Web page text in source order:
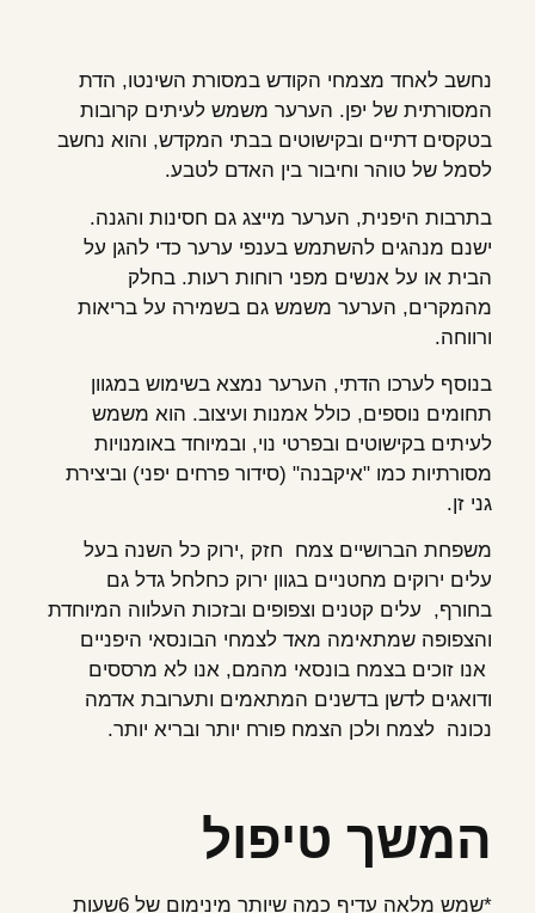
נחשב לאחד מצמחי הקודש במסורת השינטו, הדת
המסורתית של יפן. הערער משמש לעיתים קרובות
בטקסים דתיים ובקישוטים בבתי המקדש, והוא נחשב
לסמל של טוהר וחיבור בין האדם לטבע.
בתרבות היפנית, הערער מייצג גם חסינות והגנה.
ישנם מנהגים להשתמש בענפי ערער כדי להגן על
הבית או על אנשים מפני רוחות רעות. בחלק
מהמקרים, הערער משמש גם בשמירה על בריאות
ורווחה.
בנוסף לערכו הדתי, הערער נמצא בשימוש במגוון
תחומים נוספים, כולל אמנות ועיצוב. הוא משמש
לעיתים בקישוטים ובפרטי נוי, ובמיוחד באומנויות
מסורתיות כמו "איקבנה" (סידור פרחים יפני) וביצירת
גני זן.
משפחת הברושיים צמח חזק ,ירוק כל השנה בעל
עלים ירוקים מחטניים בגוון ירוק כחלחל גדל גם
בחורף, עלים קטנים וצפופים ובזכות העלווה המיוחדת
והצפופה שמתאימה מאד לצמחי הבונסאי היפניים
אנו זוכים בצמח בונסאי מהמם, אנו לא מרססים
ודואגים לדשן בדשנים המתאמים ותערובת אדמה
נכונה לצמח ולכן הצמח פורח יותר ובריא יותר.
המשך טיפול
*שמש מלאה עדיף כמה שיותר מינימום של 6שעות